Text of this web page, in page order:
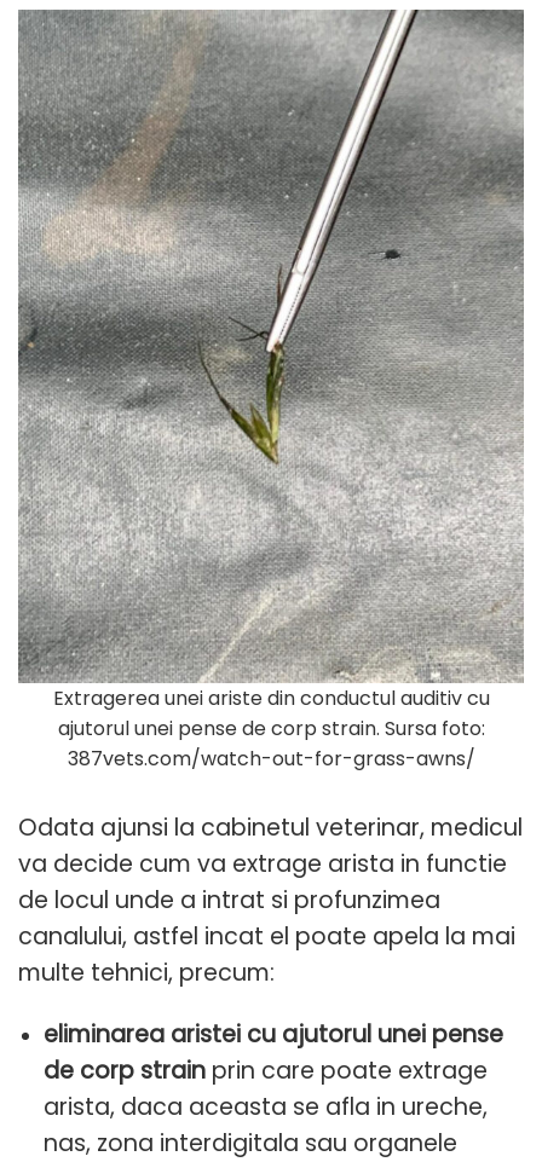
Extragerea unei ariste din conductul auditiv cu
ajutorul unei pense de corp strain. Sursa foto:
387vets.com/watch-out-for-grass-awns/
Odata ajunsi la cabinetul veterinar, medicul
va decide cum va extrage arista in functie
de locul unde a intrat si profunzimea
canalului, astfel incat el poate apela la mai
multe tehnici, precum:
eliminarea aristei cu ajutorul unei pense
de corp strainprin care poate extrage
arista, daca aceasta se afla in ureche,
nas, zona interdigitala sau organele